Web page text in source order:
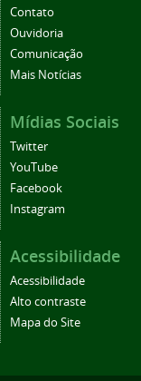
Contato
Ouvidoria
Comunicação
Mais Notícias
Mídias Sociais
Twitter
YouTube
Facebook
Instagram
Acessibilidade
Acessibilidade
Alto contraste
Mapa do Site